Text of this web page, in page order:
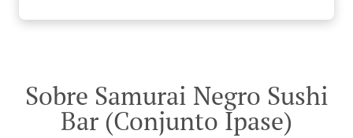
Sobre Samurai Negro Sushi
Bar (Conjunto Ipase)